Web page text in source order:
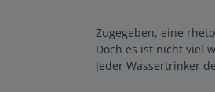
Zugegeben, eine
Doch es ist nicht viel
Jeder Wassertrinker